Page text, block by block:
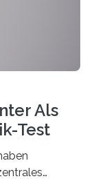
Als
Test